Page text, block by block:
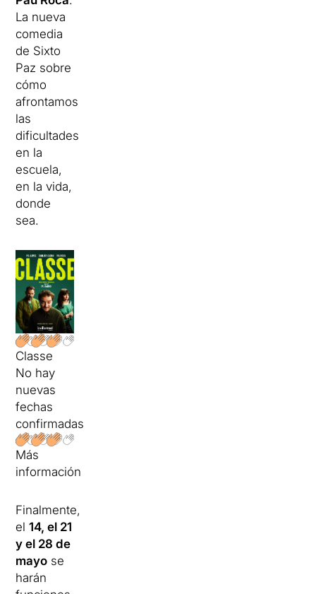
La nueva
comedia
de Sixto
Paz sobre
cómo
afrontamos
las
dificultades
en la
escuela,
en la vida,
donde
sea.
Classe
No hay
nuevas
fechas
confirmadas
Más
información
Finalmente,
el14, el 21
y el 28 de
mayo se
harán